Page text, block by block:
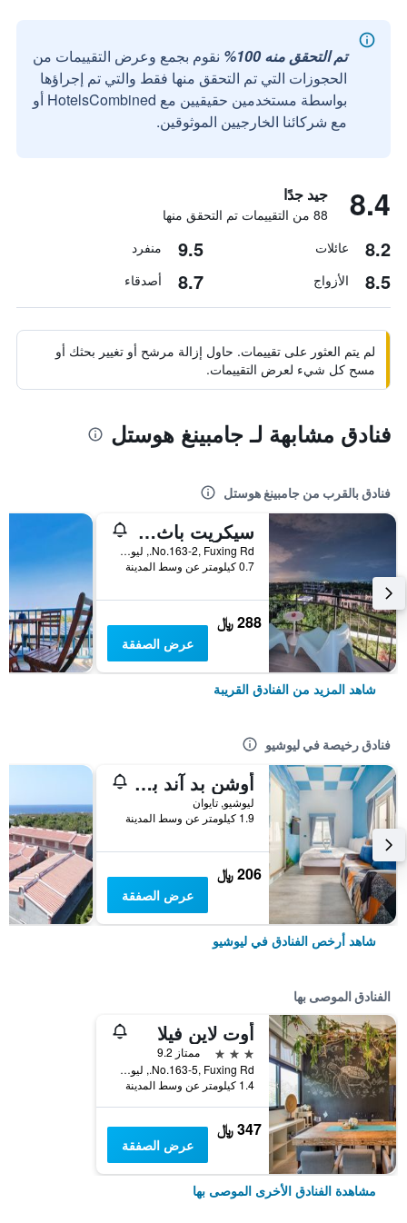
تم التحقق منه 100%
نقوم بجمع وعرض التقييمات من
الحجوزات التي تم التحقق منها فقط والتي تم إجراؤها
بواسطة مستخدمين حقيقيين مع HotelsCombined أو
مع شركائنا الخارجيين الموثوقين.
8.4 جيد جدًا
88 من التقييمات تم التحقق منها
8.2 عائلات 9.5 منفرد
8.5 الأزواج 8.7 أصدقاء
لم يتم العثور على تقييمات. حاول إزالة مرشح أو تغيير بحثك أو
مسح كل شيء لعرض التقييمات.
فنادق مشابهة لـ جامبينغ هوستل
فنادق بالقرب من جامبينغ هوستل
سيكريت باث بد آند بريكفاست
No.163-2, Fuxing Rd., ليوشيو, تايوان
0.7 كيلومتر عن وسط المدينة
288 ﷼
عرض الصفقة
شاهد المزيد من الفنادق القريبة
فنادق رخيصة في ليوشيو
أوشن بد آند بريكفاست
ليوشيو, تايوان
1.9 كيلومتر عن وسط المدينة
206 ﷼
عرض الصفقة
شاهد أرخص الفنادق في ليوشيو
الفنادق الموصى بها
أوت لاين فيلا
3 نجوم
ممتاز 9.2
No.163-5, Fuxing Rd., ليوشيو, تايوان
1.4 كيلومتر عن وسط المدينة
347 ﷼
عرض الصفقة
مشاهدة الفنادق الأخرى الموصى بها